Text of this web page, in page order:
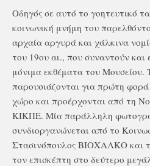
Οδηγός σε αυτό το γοητευτικό
κοινωνική μνήμη του
αρχαία αργυρά και χάλκινα
του 19ου αι., που συναντούν και
μόνιμα εκθέματα του Μουσείου.
παρουσιάζονται για πρώτη φορά
χώρο και προέρχονται από τη
ΚΙΚΠΕ. Μία παράλληλη
συνδιοργανώνεται από το
Στασινόπουλος ΒΙΟΧΑΛΚΟ και
τον επισκέπτη στο δεύτερο